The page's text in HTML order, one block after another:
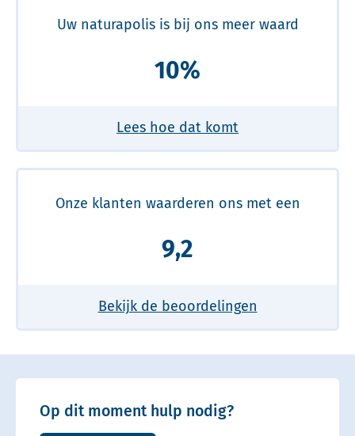
Uw naturapolis is bij ons meer waard
10%
Lees hoe dat komt
Onze klanten waarderen ons met een
9,2
Bekijk de beoordelingen
Op dit moment hulp nodig?